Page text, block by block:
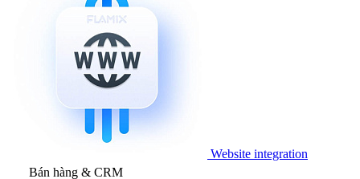
Website integration
Bán hàng & CRM